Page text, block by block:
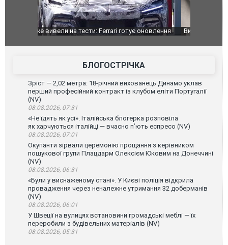
Вийшов трейлер нової екранізації легендарного
БЛОГОСТРІЧКА
Зріст — 2,02 метра: 18-річний вихованець Динамо уклав
перший професійний контракт із клубом еліти Португалії
(NV)
08.08.2026, 07:31
«Не їдять як усі». Італійська блогерка розповіла
як харчуються італійці — вчасно п’ють еспресо (NV)
08.08.2026, 07:01
Окупанти зірвали церемонію прощання з керівником
пошукової групи Плацдарм Олексієм Юковим на Донеччині
(NV)
08.08.2026, 06:31
«Були у виснаженому стані». У Києві поліція відкрила
провадження через неналежне утримання 32 доберманів
(NV)
08.08.2026, 06:01
У Швеції на вулицях встановини громадські меблі — їх
переробили з будівельних матеріалів (NV)
08.08.2026, 05:31